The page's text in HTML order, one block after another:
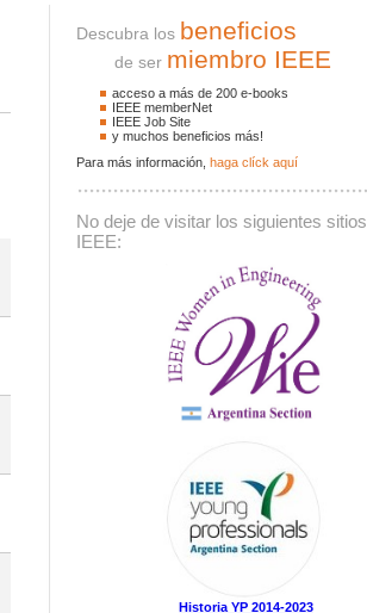
Buscador
La palabra a buscar debe contener al menos 3 caracteres.
Buscar:
Descubra los beneficios
de ser miembro IEEE
acceso a más de 200 e-books
IEEE memberNet
IEEE Job Site
y muchos beneficios más!
Para más información, haga clíck aquí
No deje de visitar los siguientes sitios
IEEE:
Historia YP 2014-2023